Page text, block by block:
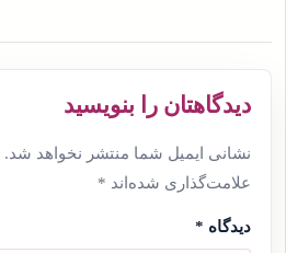
دیدگاهتان را بنویسید
نشانی ایمیل شما منتشر نخواهد شد.
علامت‌گذاری شده‌اند *
دیدگاه *